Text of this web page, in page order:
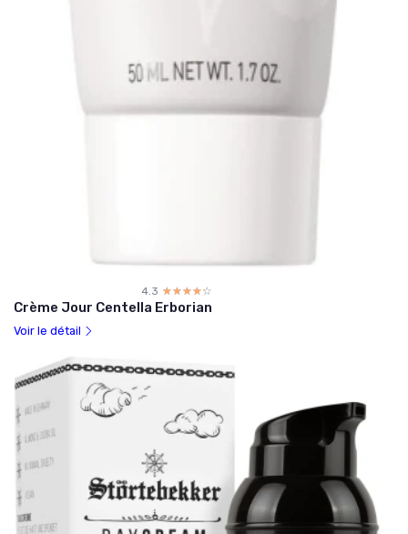
4.3 ☆☆☆☆☆
★★★★★
Crème Jour Centella Erborian
Voir le détail